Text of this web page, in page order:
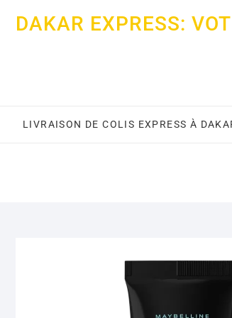
DAKAR EXPRESS:
LIVRAISON DE COLIS EXPRESS À